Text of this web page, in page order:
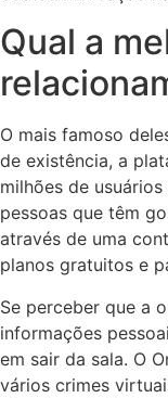
Qual a
O mais famoso
de existência, a
milhões de
pessoas que têm
através de uma
planos gratuitos e
Se perceber que a
informações
em sair da sala. O
vários crimes